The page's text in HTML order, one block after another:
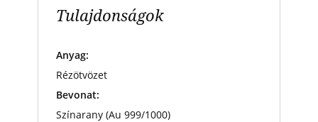
Tulajdonságok
Anyag:
Rézötvözet
Bevonat:
Színarany (Au 999/1000)